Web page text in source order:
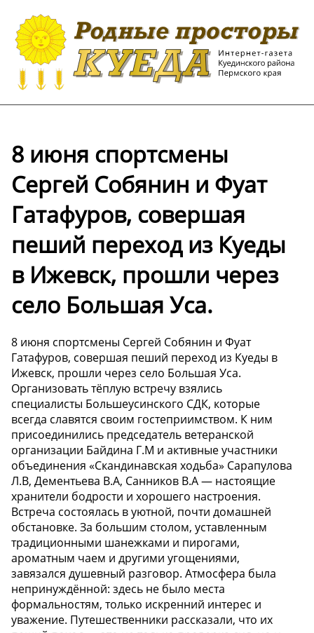
8 июня спортсмены
Сергей Собянин и Фуат
Гатафуров, совершая
пеший переход из Куеды
в Ижевск, прошли через
село Большая Уса.
8 июня спортсмены Сергей Собянин и Фуат
Гатафуров, совершая пеший переход из Куеды в
Ижевск, прошли через село Большая Уса.
Организовать тёплую встречу взялись
специалисты Большеусинского СДК, которые
всегда славятся своим гостеприимством. К ним
присоединились председатель ветеранской
организации Байдина Г.М и активные участники
объединения «Скандинавская ходьба» Сарапулова
Л.В, Дементьева В.А, Санников В.А — настоящие
хранители бодрости и хорошего настроения.
Встреча состоялась в уютной, почти домашней
обстановке. За большим столом, уставленным
традиционными шанежками и пирогами,
ароматным чаем и другими угощениями,
завязался душевный разговор. Атмосфера была
непринуждённой: здесь не было места
формальностям, только искренний интерес и
уважение. Путешественники рассказали, что их